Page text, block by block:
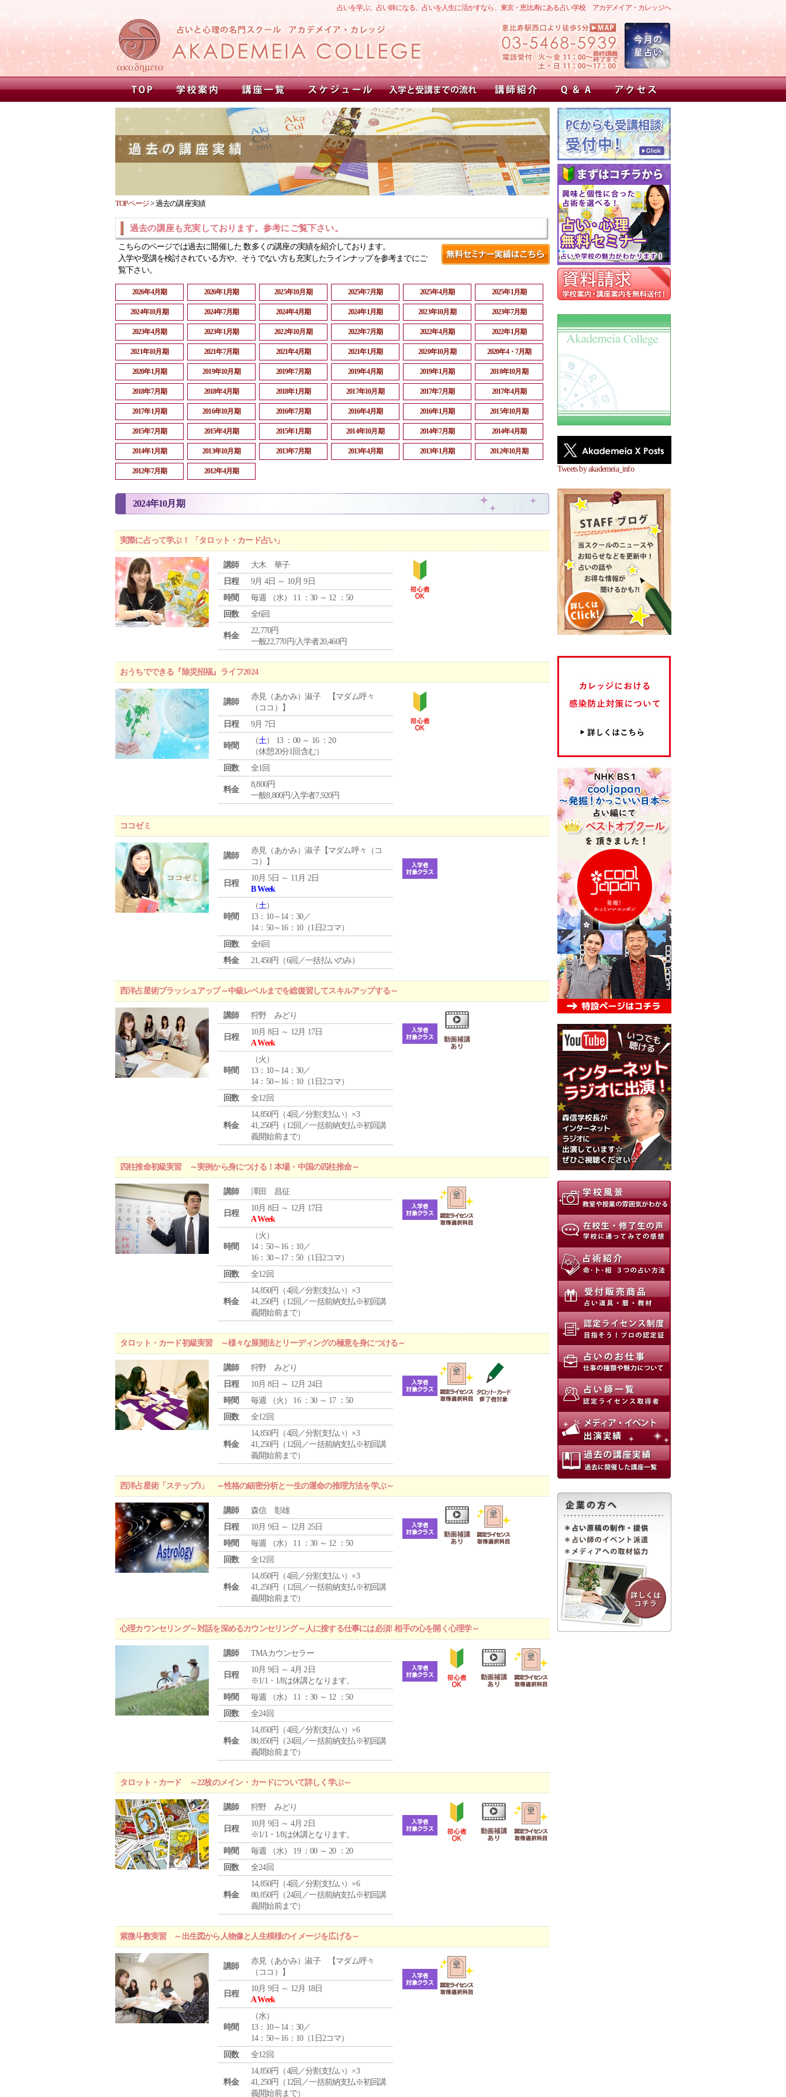
占いを学ぶ、占い師になる、占いを人生に活かすなら、東京・恵比寿にある占い学校 アカデメイア・カレッジへ
Tweets by akademeia_info
TOPページ>過去の講座実績
過去の講座も充実しております。参考にご覧下さい。
こちらのページでは過去に開催した 数多くの講座の実績を紹介しております。
入学や受講を検討されている方や、そうでない方も充実したラインナップを参考までにご
覧下さい。
2026年4月期 2026年1月期 2025年10月期 2025年7月期 2025年4月期 2025年1月期
2024年10月期 2024年7月期 2024年4月期 2024年1月期 2023年10月期 2023年7月期
2023年4月期 2023年1月期 2022年10月期 2022年7月期 2022年4月期 2022年1月期
2021年10月期 2021年7月期 2021年4月期 2021年1月期 2020年10月期 2020年4・7月期
2020年1月期 2019年10月期 2019年7月期 2019年4月期 2019年1月期 2018年10月期
2018年7月期 2018年4月期 2018年1月期 2017年10月期 2017年7月期 2017年4月期
2017年1月期 2016年10月期 2016年7月期 2016年4月期 2016年1月期 2015年10月期
2015年7月期 2015年4月期 2015年1月期 2014年10月期 2014年7月期 2014年4月期
2014年1月期 2013年10月期 2013年7月期 2013年4月期 2013年1月期 2012年10月期
2012年7月期 2012年4月期
2024年10月期
実際に占って学ぶ！ 「タロット・カード占い」
講師
大木 華子
日程
9月 4日 ～ 10月 9日
時間
毎週 （水） 11 ：30 ～ 12 ：50
回数
全6回
料金
22,770円
一般22,770円/入学者20,460円
おうちでできる『除災招福』ライフ2024
講師
赤見（あかみ）淑子 【マダム呼々
（ココ）】
日程
9月 7日
時間
（土） 13 ：00 ～ 16 ：20
（休憩20分1回含む）
回数
全1回
料金
8,800円
一般8,800円/入学者7,920円
ココゼミ
講師
赤見（あかみ）淑子【マダム呼々（コ
コ）】
日程
10月 5日 ～ 11月 2日
B Week
時間
（土）
13：10～14：30／
14：50～16：10（1日2コマ）
回数
全6回
料金
21,450円（6回／一括払いのみ）
西洋占星術ブラッシュアップ～中級レベルまでを総復習してスキルアップする～
講師 狩野 みどり
日程
10月 8日 ～ 12月 17日
A Week
時間
（火 ）
13：10～14：30／
14：50～16：10（1日2コマ）
回数
全12回
料金
14,850円（4回／分割支払い）×3
41,250円（12回／一括前納支払※初回講
義開始前まで）
四柱推命初級実習 ～実例から身につける！本場・中国の四柱推命～
講師 澤田 昌征
日程
10月 8日 ～ 12月 17日
A Week
時間
（火 ）
14：50～16：10／
16：30～17：50（1日2コマ）
回数
全12回
料金
14,850円（4回／分割支払い）×3
41,250円（12回／一括前納支払※初回講
義開始前まで）
タロット・カード初級実習 ～様々な展開法とリーディングの極意を身につける～
講師
狩野 みどり
日程
10月 8日 ～ 12月 24日
時間
毎週 （火 ） 16 ：30 ～ 17 ：50
回数
全12回
料金
14,850円（4回／分割支払い）×3
41,250円（12回／一括前納支払※初回講
義開始前まで）
西洋占星術「ステップ3」 ～性格の細密分析と一生の運命の推理方法を学ぶ～
講師
森信 彰雄
日程
10月 9日 ～ 12月 25日
時間
毎週 （水） 11 ：30 ～ 12 ：50
回数
全12回
料金
14,850円（4回／分割支払い）×3
41,250円（12回／一括前納支払※初回講
義開始前まで）
心理カウンセリング～対話を深めるカウンセリング～人に接する仕事には必須! 相手の心を開く心理学～
講師 TMAカウンセラー
日程
10月 9日 ～ 4月 2日
※1/1・1/8は休講となります。
時間
毎週 （水） 11 ：30 ～ 12 ：50
回数
全24回
料金
14,850円（4回／分割支払い）×6
80,850円（24回／一括前納支払※初回講
義開始前まで）
タロット・カード ～22枚のメイン・カードについて詳しく学ぶ～
講師 狩野 みどり
日程
10月 9日 ～ 4月 2日
※1/1・1/8は休講となります。
時間
毎週 （水） 19 ：00 ～ 20 ：20
回数
全24回
料金
14,850円（4回／分割支払い）×6
80,850円（24回／一括前納支払※初回講
義開始前まで）
紫微斗数実習 ～出生図から人物像と人生模様のイメージを広げる～
講師
赤見（あかみ）淑子 【マダム呼々
（ココ）】
日程
10月 9日 ～ 12月 18日
A Week
時間
（水）
13：10～14：30／
14：50～16：10（1日2コマ）
回数
全12回
料金
14,850円（4回／分割支払い）×3
41,250円（12回／一括前納支払※初回講
義開始前まで）